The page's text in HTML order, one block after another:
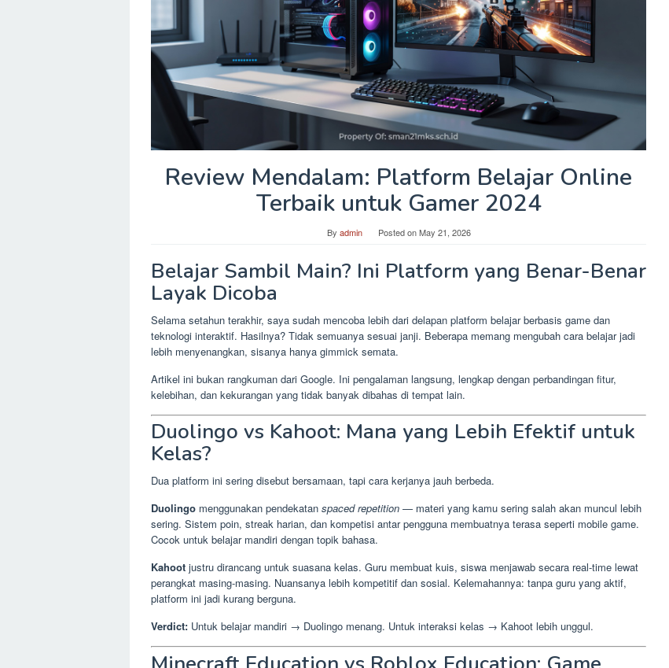
Review Mendalam: Platform Belajar Online
Terbaik untuk Gamer 2024
By admin Posted onMay 21, 2026
Belajar Sambil Main? Ini Platform yang Benar-Benar
Layak Dicoba
Selama setahun terakhir, saya sudah mencoba lebih dari delapan platform belajar berbasis game dan
teknologi interaktif. Hasilnya? Tidak semuanya sesuai janji. Beberapa memang mengubah cara belajar jadi
lebih menyenangkan, sisanya hanya gimmick semata.
Artikel ini bukan rangkuman dari Google. Ini pengalaman langsung, lengkap dengan perbandingan fitur,
kelebihan, dan kekurangan yang tidak banyak dibahas di tempat lain.
Duolingo vs Kahoot: Mana yang Lebih Efektif untuk
Kelas?
Dua platform ini sering disebut bersamaan, tapi cara kerjanya jauh berbeda.
Duolingo menggunakan pendekatan spaced repetition — materi yang kamu sering salah akan muncul lebih
sering. Sistem poin, streak harian, dan kompetisi antar pengguna membuatnya terasa seperti mobile game.
Cocok untuk belajar mandiri dengan topik bahasa.
Kahoot justru dirancang untuk suasana kelas. Guru membuat kuis, siswa menjawab secara real-time lewat
perangkat masing-masing. Nuansanya lebih kompetitif dan sosial. Kelemahannya: tanpa guru yang aktif,
platform ini jadi kurang berguna.
Verdict: Untuk belajar mandiri → Duolingo menang. Untuk interaksi kelas → Kahoot lebih unggul.